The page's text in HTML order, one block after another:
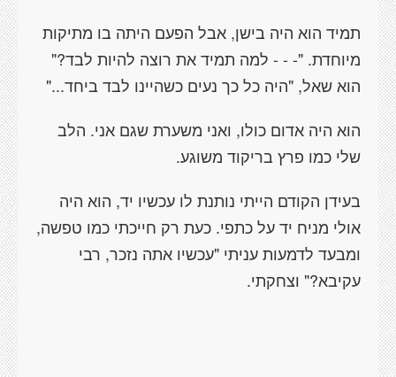
תמיד הוא היה בישן, אבל הפעם היתה בו מתיקות
מיוחדת. "- - - למה תמיד את רוצה להיות לבד?"
הוא שאל, "היה כל כך נעים כשהיינו לבד ביחד..."
הוא היה אדום כולו, ואני משערת שגם אני. הלב
שלי כמו פרץ בריקוד משוגע.
בעידן הקודם הייתי נותנת לו עכשיו יד, הוא היה
אולי מניח יד על כתפי. כעת רק חייכתי כמו טפשה,
ומבעד לדמעות עניתי "עכשיו אתה נזכר, רבי
עקיבא?" וצחקתי.